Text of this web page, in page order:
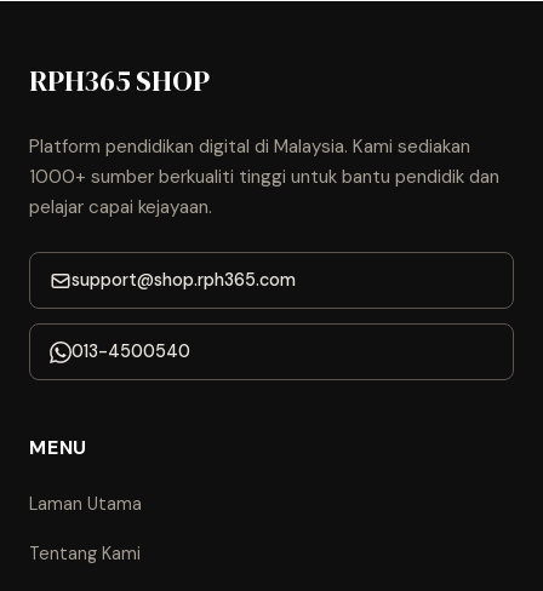
RPH365 SHOP
Platform pendidikan digital di Malaysia. Kami sediakan
1000+ sumber berkualiti tinggi untuk bantu pendidik dan
pelajar capai kejayaan.
support@shop.rph365.com
013-4500540
MENU
Laman Utama
Tentang Kami